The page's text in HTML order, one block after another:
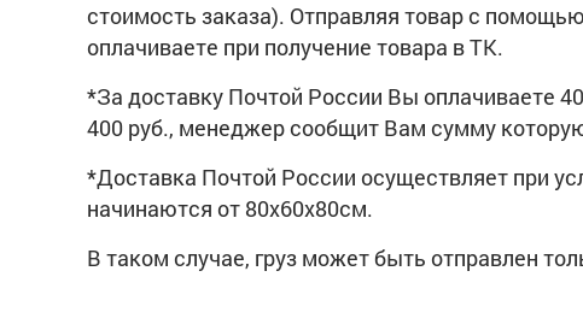
стоимость заказа). Отправляя товар с
оплачиваете при получение товара в ТК.
*За доставку Почтой России Вы оплачиваете
400 руб., менеджер сообщит Вам сумму
*Доставка Почтой России осуществляет при
начинаются от 80х60х80см.
В таком случае, груз может быть отправлен